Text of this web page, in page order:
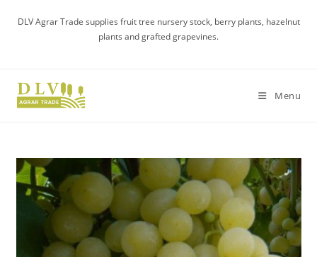
DLV Agrar Trade supplies fruit tree nursery stock, berry plants, hazelnut
plants and grafted grapevines.
Menu